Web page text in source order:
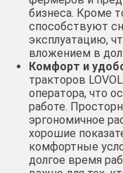
бизнеса. Кроме
способствуют
эксплуатацию,
вложением в
Комфорт и
тракторов
оператора, что
работе.
эргономичное
хорошие
комфортные
долгое время